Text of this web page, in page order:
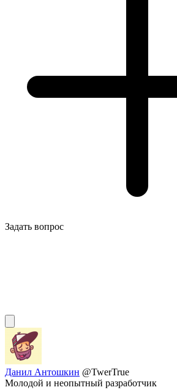
Задать вопрос
Данил Антошкин @TwerTrue
Молодой и неопытный разработчик